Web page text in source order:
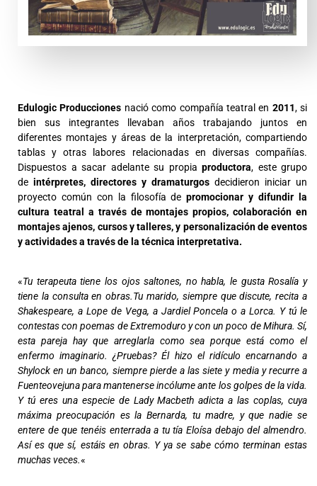
Edulogic Producciones nació como compañía teatral en 2011, si
bien sus integrantes llevaban años trabajando juntos en
diferentes montajes y áreas de la interpretación, compartiendo
tablas y otras labores relacionadas en diversas compañías.
Dispuestos a sacar adelante su propia productora, este grupo
de intérpretes, directores y dramaturgos decidieron iniciar un
proyecto común con la filosofía de promocionar y difundir la
cultura teatral a través de montajes propios, colaboración en
montajes ajenos, cursos y talleres, y personalización de eventos
y actividades a través de la técnica interpretativa.
«Tu terapeuta tiene los ojos saltones, no habla, le gusta Rosalía y
tiene la consulta en obras.Tu marido, siempre que discute, recita a
Shakespeare, a Lope de Vega, a Jardiel Poncela o a Lorca. Y tú le
contestas con poemas de Extremoduro y con un poco de Mihura. Sí,
esta pareja hay que arreglarla como sea porque está como el
enfermo imaginario. ¿Pruebas? Él hizo el ridículo encarnando a
Shylock en un banco, siempre pierde a las siete y media y recurre a
Fuenteovejuna para mantenerse incólume ante los golpes de la vida.
Y tú eres una especie de Lady Macbeth adicta a las coplas, cuya
máxima preocupación es la Bernarda, tu madre, y que nadie se
entere de que tenéis enterrada a tu tía Eloísa debajo del almendro.
Así es que sí, estáis en obras. Y ya se sabe cómo terminan estas
muchas veces.«